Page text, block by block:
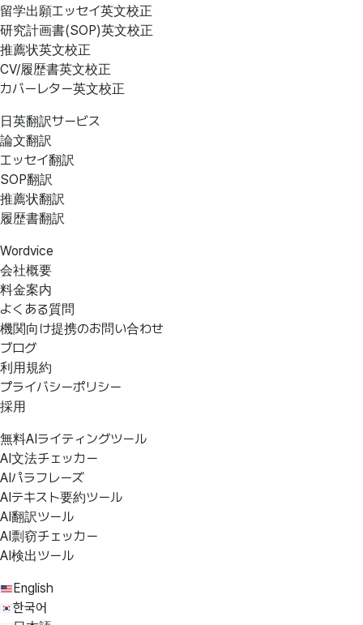
留学出願エッセイ英文校正
研究計画書(SOP)英文校正
推薦状英文校正
CV/履歴書英文校正
カバーレター英文校正
日英翻訳サービス
論文翻訳
エッセイ翻訳
SOP翻訳
推薦状翻訳
履歴書翻訳
Wordvice
会社概要
料金案内
よくある質問
機関向け提携のお問い合わせ
ブログ
利用規約
プライバシーポリシー
採用
無料AIライティングツール
AI文法チェッカー
AIパラフレーズ
AIテキスト要約ツール
AI翻訳ツール
AI剽窃チェッカー
AI検出ツール
English
한국어